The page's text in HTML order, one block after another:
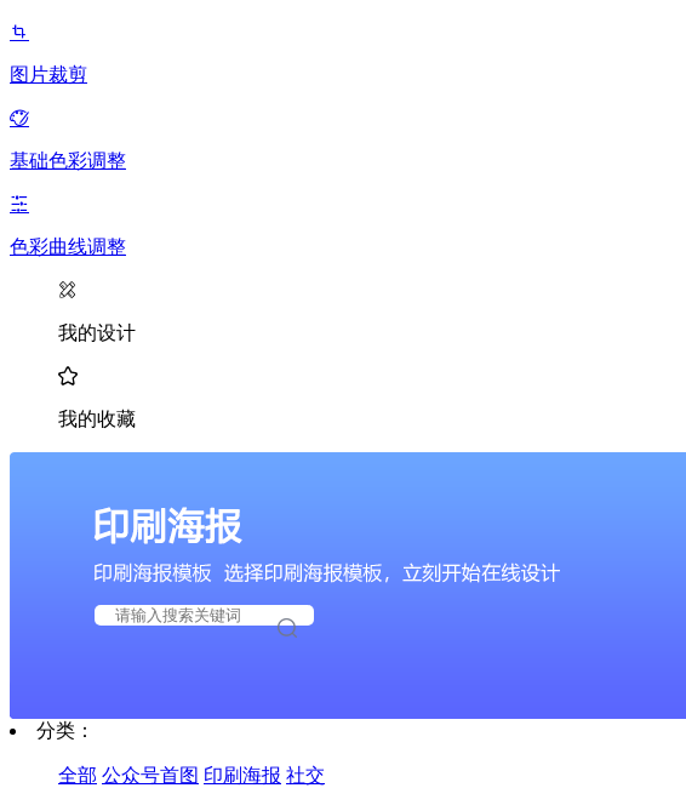
图片裁剪
基础色彩调整
色彩曲线调整
我的设计
我的收藏
分类：
全部 公众号首图 印刷海报 社交